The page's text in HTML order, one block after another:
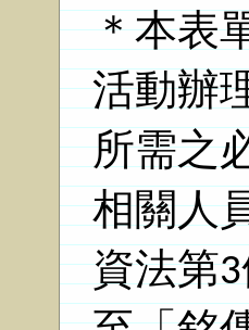
＊本表
活動辦
所需之
相關人
資法第